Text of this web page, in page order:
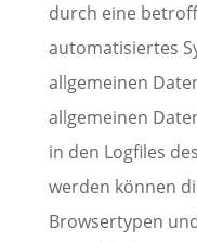
durch eine
automatisiertes
allgemeinen
allgemeinen
in den Logfiles
werden können
Browsertypen